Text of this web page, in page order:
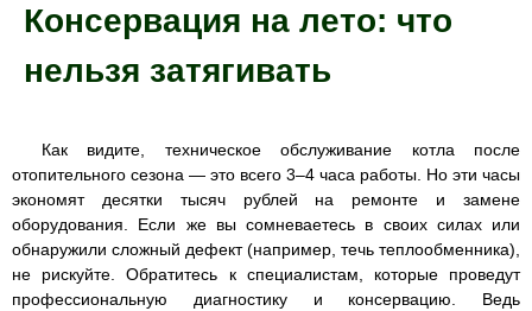
Консервация на лето: что
нельзя затягивать
Как видите, техническое обслуживание котла после
отопительного сезона — это всего 3–4 часа работы. Но эти часы
экономят десятки тысяч рублей на ремонте и замене
оборудования. Если же вы сомневаетесь в своих силах или
обнаружили сложный дефект (например, течь теплообменника),
не рискуйте. Обратитесь к специалистам, которые проведут
профессиональную диагностику и консервацию. Ведь